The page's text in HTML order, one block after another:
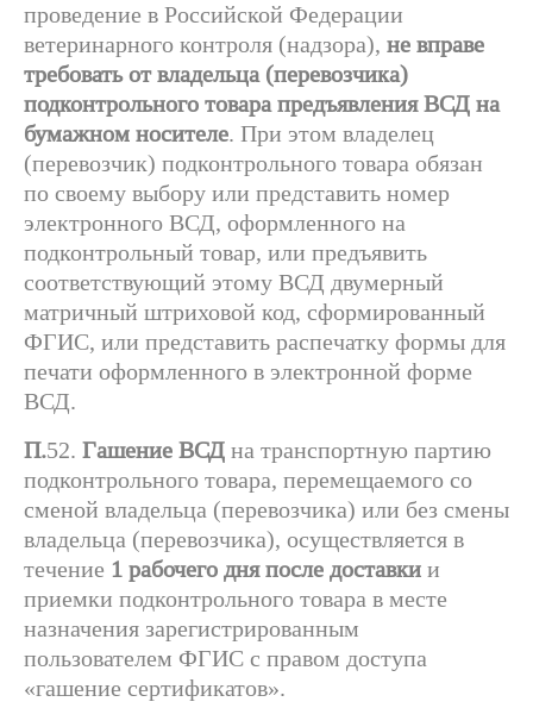
проведение в Российской Федерации
ветеринарного контроля (надзора), не вправе
требовать от владельца (перевозчика)
подконтрольного товара предъявления ВСД на
бумажном носителе. При этом владелец
(перевозчик) подконтрольного товара обязан
по своему выбору или представить номер
электронного ВСД, оформленного на
подконтрольный товар, или предъявить
соответствующий этому ВСД двумерный
матричный штриховой код, сформированный
ФГИС, или представить распечатку формы для
печати оформленного в электронной форме
ВСД.
П.52. Гашение ВСД на транспортную партию
подконтрольного товара, перемещаемого со
сменой владельца (перевозчика) или без смены
владельца (перевозчика), осуществляется в
течение 1 рабочего дня после доставки и
приемки подконтрольного товара в месте
назначения зарегистрированным
пользователем ФГИС с правом доступа
«гашение сертификатов».